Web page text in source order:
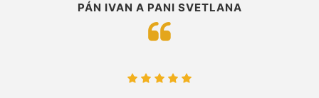
PÁN IVAN A PANI SVETLANA